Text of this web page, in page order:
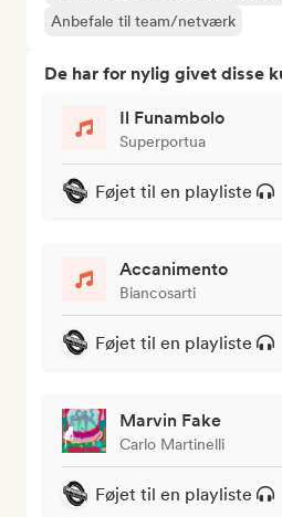
Anbefale til team/netværk
De har for nylig givet disse
Il Funambolo
Superportua
Føjet til en playliste
Accanimento
Biancosarti
Føjet til en playliste
Marvin Fake
Carlo Martinelli
Føjet til en playliste